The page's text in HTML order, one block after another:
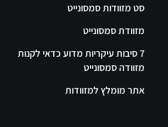
סט מזוודות סמסונייט
מזוודת סמסונייט
7 סיבות עיקריות מדוע כדאי לקנות
מזוודה סמסונייט
אתר מומלץ למזוודות